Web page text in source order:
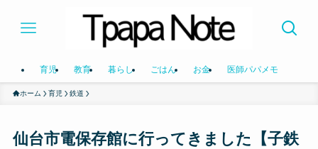
育児 教育 暮らし ごはん お金 医師パパメモ
ホーム 育児 鉄道
仙台市電保存館に行ってきました【子鉄